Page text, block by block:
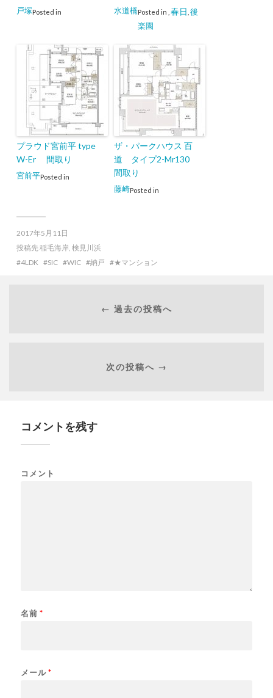
Posted in
戸塚 Posted in
水道橋 春日 後
楽園
プラウド宮前平 type
W-Er 間取り
Posted in
宮前平
ザ・パークハウス 百
道 タイプ2-Mr130
間取り
Posted in
藤崎
2017年5月11日
投稿先 稲毛海岸 検見川浜
4LDK
SIC WIC 納戸 ★マンション
← 過去の投稿へ
次の投稿へ →
コメントを残す
コメント
名前 *
メール *